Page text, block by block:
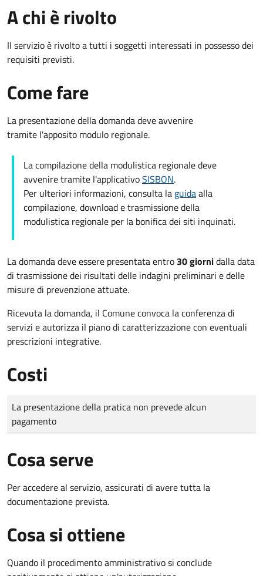
A chi è rivolto
Il servizio è rivolto a tutti i soggetti interessati in possesso dei
requisiti previsti.
Come fare
La presentazione della domanda deve avvenire
tramite l'apposito modulo regionale.
La compilazione della modulistica regionale deve
avvenire tramite l'applicativoSISBON.
Per ulteriori informazioni, consulta la guidaalla
compilazione, download e trasmissione della
modulistica regionale per la bonifica dei siti inquinati.
La domanda deve essere presentata entro 30 giornidalla data
di trasmissione dei risultati delle indagini preliminari e delle
misure di prevenzione attuate.
Ricevuta la domanda, il Comuneconvoca la conferenza di
servizi e autorizza il piano di caratterizzazione con eventuali
prescrizioni integrative.
Costi
Tipo di pagamento
Importo
La presentazione della pratica non prevede alcun
pagamento
Cosa serve
Per accedere al servizio, assicurati di avere tutta la
documentazione prevista.
Cosa si ottiene
Quando il procedimento amministrativo si conclude